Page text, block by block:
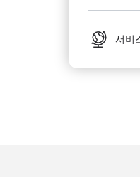
서비